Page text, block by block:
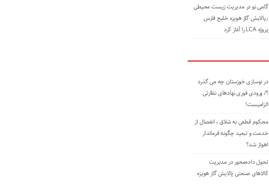
گامی نو در مدیریت زیست ‌محیطی
٫پالایش گاز هویزه خلیج ‌فارس
پروژه LCA را آغاز کرد
در نوسازی خوزستان چه می گذرد
؟/ ورودی فوری نهادهای نظارتی
الزامیست!
محکوم قطعی به شلاق ، انفصال از
خدمت و تبعید چگونه فرماندار
اهواز شد؟
تحول داده‌محور در مدیریت
کالاهای صنعتی پالایش گاز هویزه